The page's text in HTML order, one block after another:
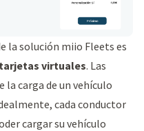
la solución miio Fleets es
virtuales. Las
la carga de un vehículo
cada conductor
cargar su vehículo